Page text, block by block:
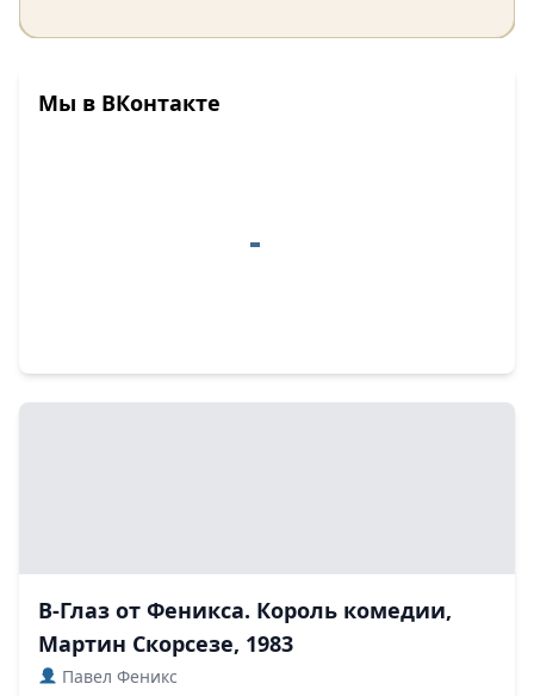
В-Глаз от Феникса. Король комедии,
Мартин Скорсезе, 1983
Павел Феникс
Мы в ВКонтакте